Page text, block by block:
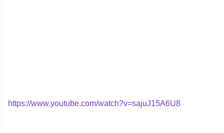
https://www.youtube.com/watch?v=sajuJ15A6U8